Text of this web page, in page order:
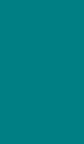
drogą e-
w każdej chwili.
dostępnych jest